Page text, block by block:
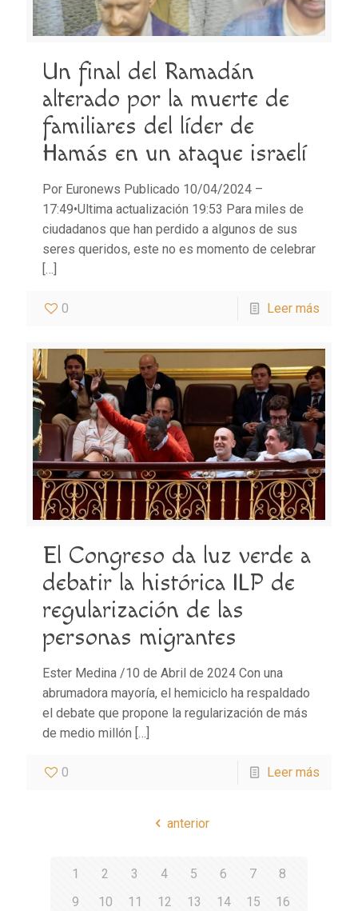
Un final del Ramadán
alterado por la muerte de
familiares del líder de
Hamás en un ataque israelí
Por Euronews Publicado 10/04/2024 –
17:49•Ultima actualización 19:53 Para miles de
ciudadanos que han perdido a algunos de sus
seres queridos, este no es momento de celebrar
[…]
0 Leer más
El Congreso da luz verde a
debatir la histórica ILP de
regularización de las
personas migrantes
Ester Medina /10 de Abril de 2024 Con una
abrumadora mayoría, el hemiciclo ha respaldado
el debate que propone la regularización de más
de medio millón […]
0 Leer más
anterior
1 2 3 4 5 6 7
8
9
10 11 12 13 14 15
16